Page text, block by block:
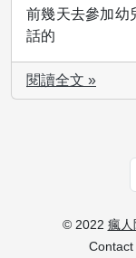
前幾天去參加幼
話的
閱讀全文 »
© 2022 瘋人